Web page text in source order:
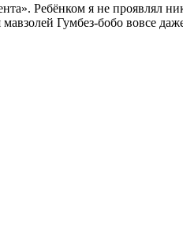
Ребёнком я не проявлял
Гумбез-бобо вовсе